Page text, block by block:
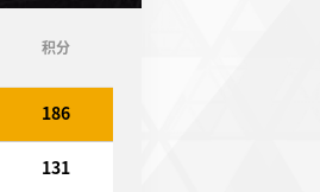
积分
186
131